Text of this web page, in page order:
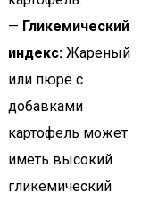
— Гликемический
индекс: Жареный
или пюре с
добавками
картофель может
иметь высокий
гликемический